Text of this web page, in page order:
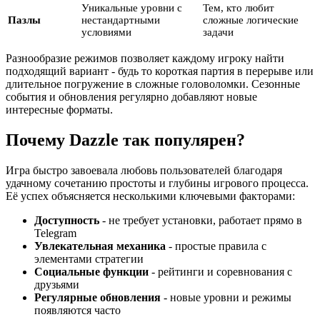
Пазлы
Уникальные уровни с
нестандартными
условиями
Тем, кто любит
сложные логические
задачи
Разнообразие режимов позволяет каждому игроку найти
подходящий вариант - будь то короткая партия в перерыве или
длительное погружение в сложные головоломки. Сезонные
события и обновления регулярно добавляют новые
интересные форматы.
Почему Dazzle так популярен?
Игра быстро завоевала любовь пользователей благодаря
удачному сочетанию простоты и глубины игрового процесса.
Её успех объясняется несколькими ключевыми факторами:
Доступность - не требует установки, работает прямо в
Telegram
Увлекательная механика - простые правила с
элементами стратегии
Социальные функции - рейтинги и соревнования с
друзьями
Регулярные обновления - новые уровни и режимы
появляются часто